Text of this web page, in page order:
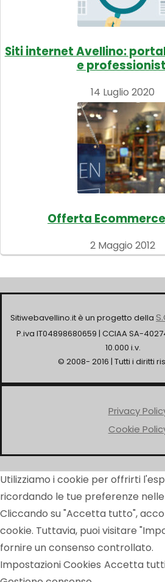
Siti internet Avellino:
e
14 Luglio 2020
Offerta
2 Maggio 2012
Sitiwebavellino.it è un progetto della
P.iva IT04898680659 | CCIAA SA-
10.000 i.v.
© 2008- 2016 | Tutti i diritti
Privacy
Cookie
Utilizziamo i cookie per offrirti
ricordando le tue preferenze
Cliccando su "Accetta tutto",
cookie. Tuttavia, puoi visitare
fornire un consenso controllato.
Impostazioni Cookies Accetta